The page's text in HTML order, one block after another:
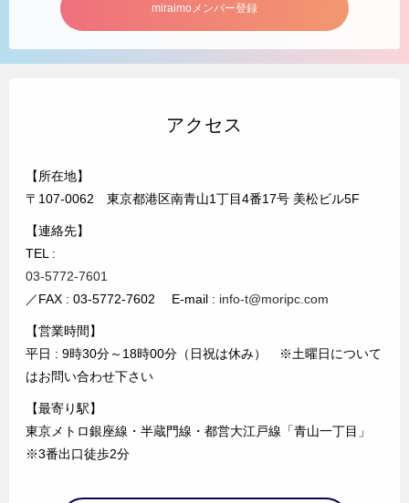
miraimoメンバー登録
アクセス
【所在地】
〒107-0062 東京都港区南青山1丁目4番17号 美松ビル5F
【連絡先】
TEL :
03-5772-7601
／FAX : 03-5772-7602 E-mail : info-t@moripc.com
【営業時間】
平日 : 9時30分～18時00分（日祝は休み） ※土曜日について
はお問い合わせ下さい
【最寄り駅】
東京メトロ銀座線・半蔵門線・都営大江戸線「青山一丁目」
※3番出口徒歩2分